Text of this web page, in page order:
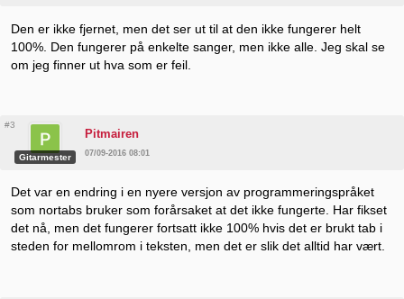
Den er ikke fjernet, men det ser ut til at den ikke fungerer helt
100%. Den fungerer på enkelte sanger, men ikke alle. Jeg skal se
om jeg finner ut hva som er feil.
#3
Gitarmester
Pitmairen
07/09-2016 08:01
Det var en endring i en nyere versjon av programmeringspråket
som nortabs bruker som forårsaket at det ikke fungerte. Har fikset
det nå, men det fungerer fortsatt ikke 100% hvis det er brukt tab i
steden for mellomrom i teksten, men det er slik det alltid har vært.